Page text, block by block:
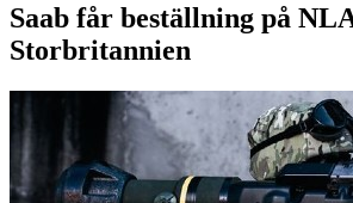
Saab får beställning på
Storbritannien